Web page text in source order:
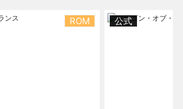
ROM 公式